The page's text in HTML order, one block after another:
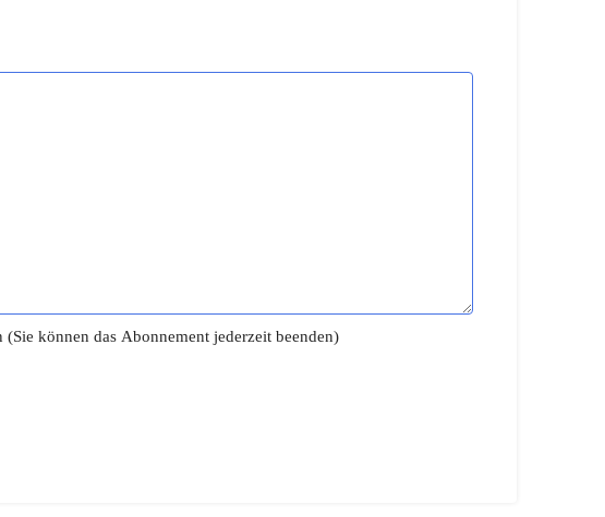
können das Abonnement jederzeit beenden)